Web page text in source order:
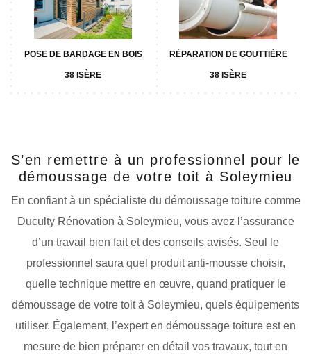
POSE DE BARDAGE EN BOIS
38 ISÈRE
RÉPARATION DE GOUTTIÈRE
38 ISÈRE
S’en remettre à un professionnel pour le
démoussage de votre toit à Soleymieu
En confiant à un spécialiste du démoussage toiture comme
Duculty Rénovation à Soleymieu, vous avez l’assurance
d’un travail bien fait et des conseils avisés. Seul le
professionnel saura quel produit anti-mousse choisir,
quelle technique mettre en œuvre, quand pratiquer le
démoussage de votre toit à Soleymieu, quels équipements
utiliser. Également, l’expert en démoussage toiture est en
mesure de bien préparer en détail vos travaux, tout en